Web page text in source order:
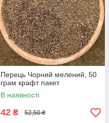
Перець Чорний мелений, 50
грам крафт пакет
В наявності
42 ₴ 52,50 ₴